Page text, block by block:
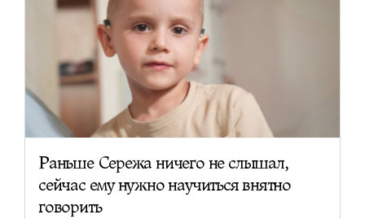
Раньше Сережа ничего не слышал,
сейчас ему нужно научиться внятно
говорить